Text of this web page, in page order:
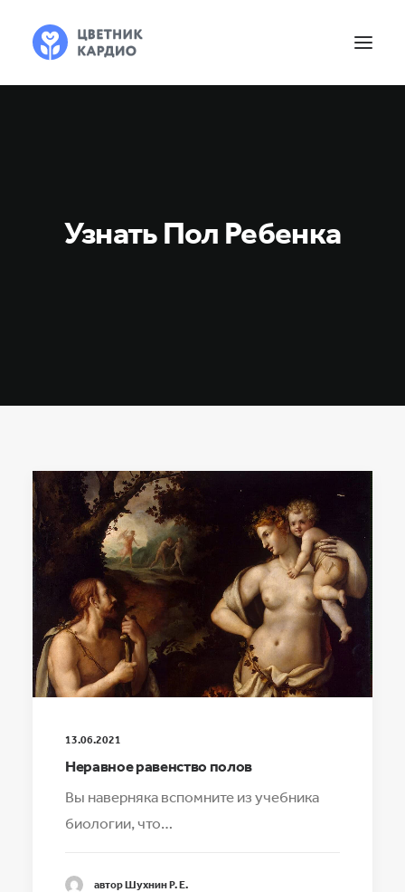
Узнать Пол Ребенка
13.06.2021
Неравное равенство полов
Вы наверняка вспомните из учебника
биологии, что…
автор Шухнин Р. Е.